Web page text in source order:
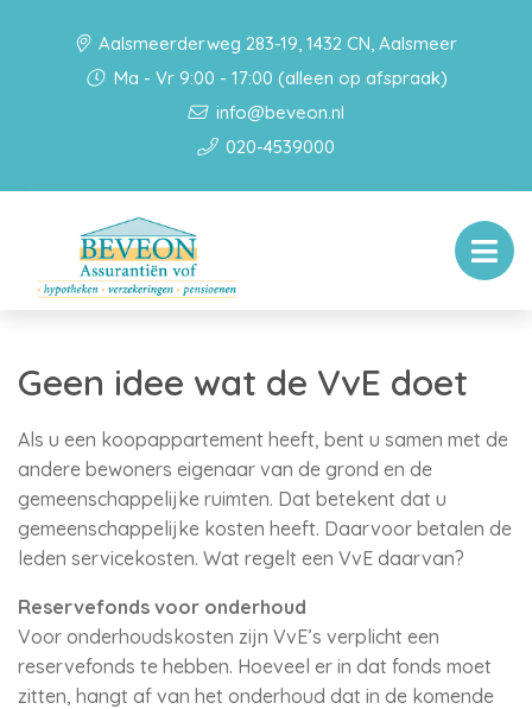
Aalsmeerderweg 283-19, 1432 CN, Aalsmeer
Ma - Vr 9:00 - 17:00 (alleen op afspraak)
info@beveon.nl
020-4539000
Geen idee wat de VvE doet
Als u een koopappartement heeft, bent u samen met de
andere bewoners eigenaar van de grond en de
gemeenschappelijke ruimten. Dat betekent dat u
gemeenschappelijke kosten heeft. Daarvoor betalen de
leden servicekosten. Wat regelt een VvE daarvan?
Reservefonds voor onderhoud
Voor onderhoudskosten zijn VvE’s verplicht een
reservefonds te hebben. Hoeveel er in dat fonds moet
zitten, hangt af van het onderhoud dat in de komende